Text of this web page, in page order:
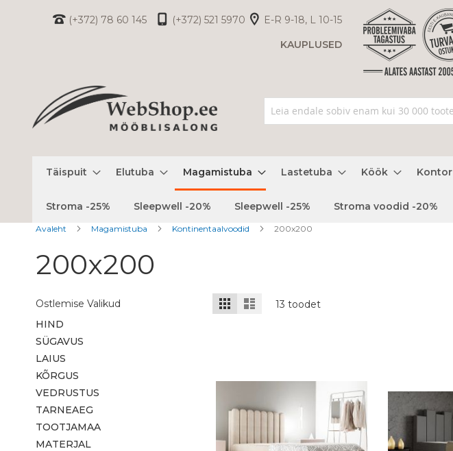
(+372) 78 60 145 (+372) 521 5970
E-R 9-18, L 10-15
KAUPLUSED
Täispuit Elutuba Magamistuba Lastetuba Köök Kontor
Stroma -25% Sleepwell -20% Sleepwell -25% Stroma voodid -20%
Avaleht Magamistuba Kontinentaalvoodid 200x200
200x200
Kuvamisviis
Ruudustik
Nimekiri
13 toodet
Ostlemise Valikud
HIND
SÜGAVUS
LAIUS
KÕRGUS
VEDRUSTUS
TARNEAEG
TOOTJAMAA
MATERJAL